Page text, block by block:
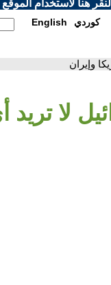
هنا لاستخدام الموقع
English كوردي
وإيران
لا تريد